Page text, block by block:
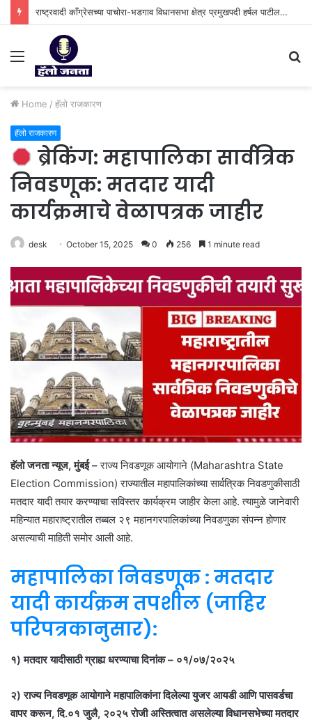
राष्ट्रवादी काँग्रेसच्या पाचोरा-भडगाव विधानसभा क्षेत्र प्रमुखपदी हर्षल पाटील यांची नियुक्ती.
Menu
Home / हॅलो राजकारण
हॅलो राजकारण
ब्रेकिंग: महापालिका सार्वत्रिक
निवडणूक: मतदार यादी
कार्यक्रमाचे वेळापत्रक जाहीर
desk October 15, 2025 0 256 1 minute read
हॅलो जनता न्यूज, मुंबई –राज्य निवडणूक आयोगाने (Maharashtra State
Election Commission) राज्यातील महापालिकांच्या सार्वत्रिक निवडणुकीसाठी
मतदार यादी तयार करण्याचा सविस्तर कार्यक्रम जाहीर केला आहे. त्यामुळे जानेवारी
महिन्यात महाराष्ट्रातील तब्बल २९ महानगरपालिकांच्या निवडणुका संपन्न होणार
असल्याची माहिती समोर आली आहे.
महापालिका निवडणूक : मतदार
यादी कार्यक्रम तपशील (जाहिर
परिपत्रकानुसार):
१) मतदार यादीसाठी ग्राह्य धरण्याचा दिनांक – ०१/०७/२०२५
२) राज्य निवडणूक आयोगाने महापालिकांना दिलेल्या युजर आयडी आणि पासवर्डचा
वापर करून, दि.०१ जुलै, २०२५ रोजी अस्तित्वात असलेल्या विधानसभेच्या मतदार